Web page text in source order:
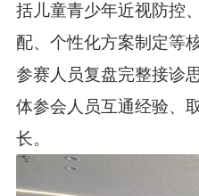
括儿童青少年近视防控
配、个性化方案制定等
参赛人员复盘完整接诊
体参会人员互通经验、
长。